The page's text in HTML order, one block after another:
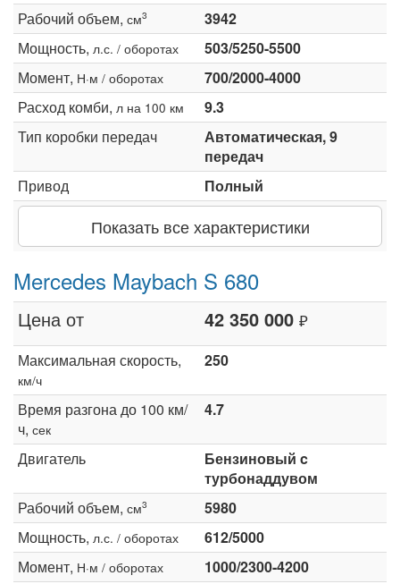
Рабочий объем, см3
3942
Мощность, л.с. / оборотах
503/5250-5500
Момент, Н·м / оборотах
700/2000-4000
Расход комби, л на 100 км
9.3
Тип коробки передач
Автоматическая, 9
передач
Привод
Полный
Показать все характеристики
Mercedes Maybach S 680
Цена от 42 350 000 ₽
Максимальная скорость,
км/ч
250
Время разгона до 100 км/
ч, сек
4.7
Двигатель
Бензиновый c
турбонаддувом
Рабочий объем, см3
5980
Мощность, л.с. / оборотах
612/5000
Момент, Н·м / оборотах
1000/2300-4200